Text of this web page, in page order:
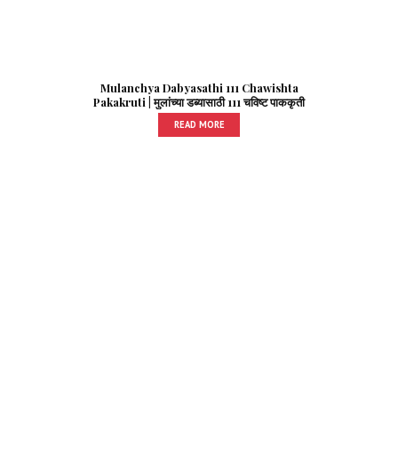
Mulanchya Dabyasathi 111 Chawishta
Pakakruti | मुलांच्या डब्यासाठी 111 चविष्ट पाककृती
READ MORE